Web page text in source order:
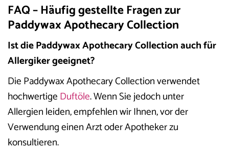
FAQ – Häufig gestellte Fragen zur
Paddywax Apothecary Collection
Ist die Paddywax Apothecary Collection auch für
Allergiker geeignet?
Die Paddywax Apothecary Collection verwendet
hochwertigeDuftöle. Wenn Sie jedoch unter
Allergien leiden, empfehlen wir Ihnen, vor der
Verwendung einen Arzt oder Apotheker zu
konsultieren.